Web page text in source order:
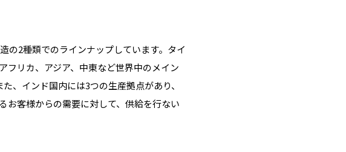
の2種類でのラインナップしています。タイ
フリカ、アジア、中東など世界中のメイン
た、インド国内には3つの生産拠点があり、
お客様からの需要に対して、供給を行ない